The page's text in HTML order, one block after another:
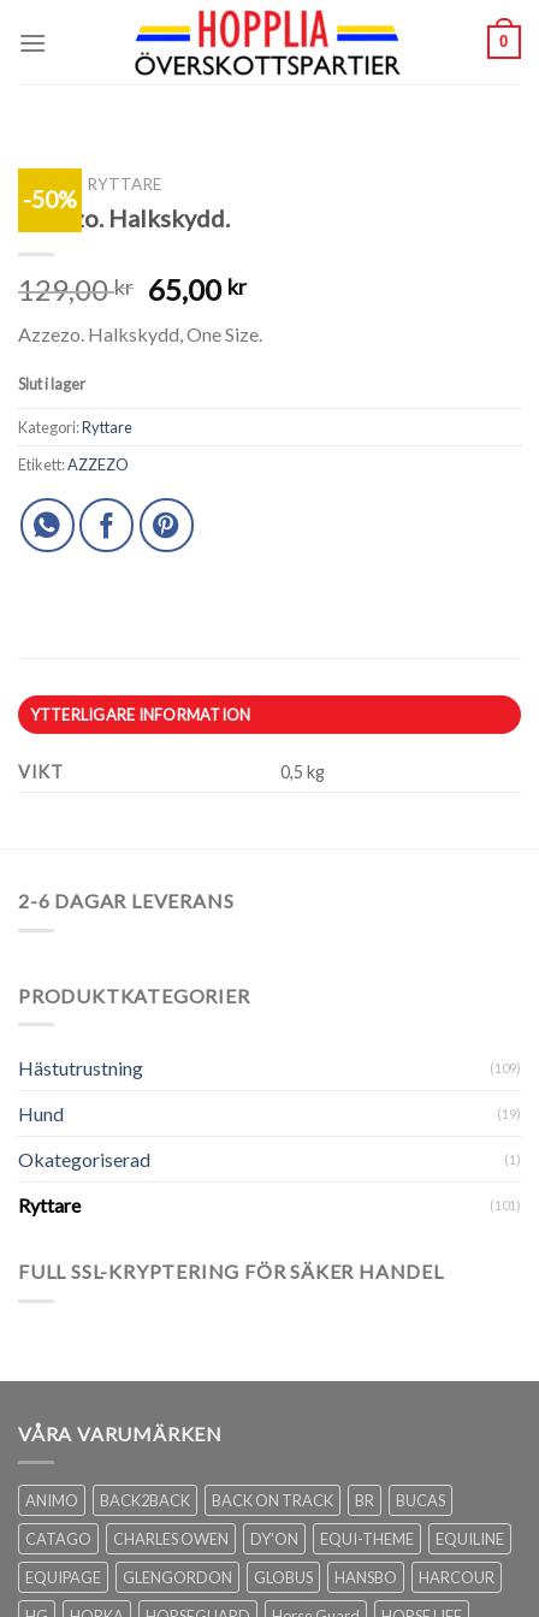
0
-50%
RYTTARE
Azzezo. Halkskydd.
129,00kr 65,00 kr
Azzezo. Halkskydd, One Size.
Slut i lager
Kategori:Ryttare
Etikett:AZZEZO
YTTERLIGARE INFORMATION
VIKT 0,5 kg
2-6 DAGAR LEVERANS
PRODUKTKATEGORIER
Hästutrustning (109)
Hund (19)
Okategoriserad (1)
Ryttare (101)
FULL SSL-KRYPTERING FÖR SÄKER HANDEL
VÅRA VARUMÄRKEN
ANIMO BACK2BACK BACK ON TRACK BR
BUCAS
CATAGO
CHARLES OWEN DY'ON EQUI-THEME
EQUILINE
EQUIPAGE
GLENGORDON GLOBUS HANSBO
HARCOUR